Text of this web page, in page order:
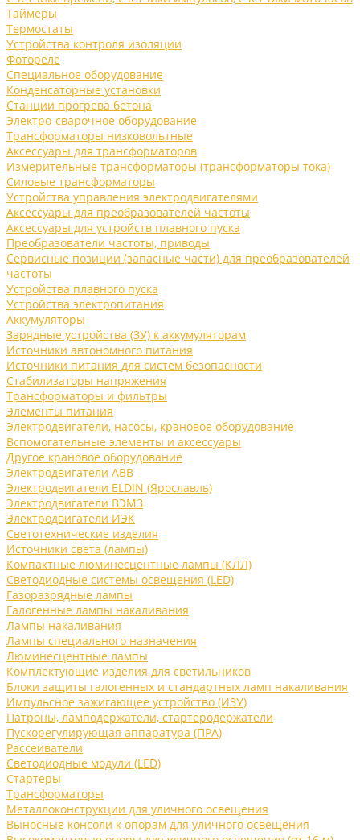
Таймеры
Термостаты
Устройства контроля изоляции
Фотореле
Специальное оборудование
Конденсаторные установки
Станции прогрева бетона
Электро-сварочное оборудование
Трансформаторы низковольтные
Аксессуары для трансформаторов
Измерительные трансформаторы (трансформаторы тока)
Силовые трансформаторы
Устройства управления электродвигателями
Аксессуары для преобразователей частоты
Аксессуары для устройств плавного пуска
Преобразователи частоты, приводы
Сервисные позиции (запасные части) для преобразователей
частоты
Устройства плавного пуска
Устройства электропитания
Аккумуляторы
Зарядные устройства (ЗУ) к аккумуляторам
Источники автономного питания
Источники питания для систем безопасности
Стабилизаторы напряжения
Трансформаторы и фильтры
Элементы питания
Электродвигатели, насосы, крановое оборудование
Вспомогательные элементы и аксессуары
Другое крановое оборудование
Электродвигатели ABB
Электродвигатели ELDIN (Ярославль)
Электродвигатели ВЭМЗ
Электродвигатели ИЭК
Светотехнические изделия
Источники света (лампы)
Компактные люминесцентные лампы (КЛЛ)
Светодиодные системы освещения (LED)
Газоразрядные лампы
Галогенные лампы накаливания
Лампы накаливания
Лампы специального назначения
Люминесцентные лампы
Комплектующие изделия для светильников
Блоки защиты галогенных и стандартных ламп накаливания
Импульсное зажигающее устройство (ИЗУ)
Патроны, ламподержатели, стартеродержатели
Пускорегулирующая аппаратура (ПРА)
Рассеиватели
Светодиодные модули (LED)
Стартеры
Трансформаторы
Металлоконструкции для уличного освещения
Выносные консоли к опорам для уличного освещения